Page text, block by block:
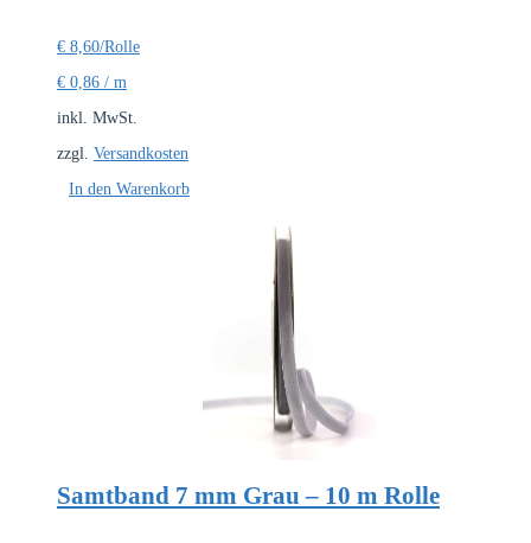
€ 8,60/Rolle
€ 0,86 / m
inkl. MwSt.
zzgl. Versandkosten
In den Warenkorb
Samtband 7 mm Grau – 10 m Rolle